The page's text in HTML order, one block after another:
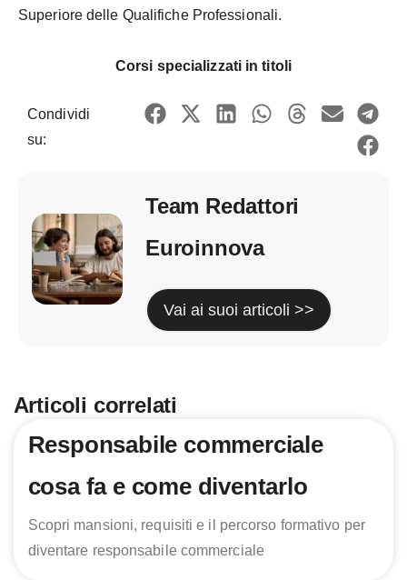
Superiore delle Qualifiche Professionali.
Corsi specializzati in titoli
Condividi
su:
Team Redattori
Euroinnova
Vai ai suoi articoli >>
Articoli correlati
Responsabile commerciale
cosa fa e come diventarlo
Scopri mansioni, requisiti e il percorso formativo per
diventare responsabile commerciale